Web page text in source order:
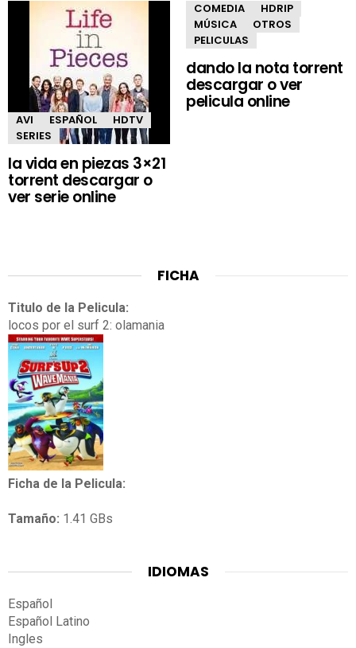
AVI ESPAÑOL
HDTV
SERIES
la vida en piezas 3×21
torrent descargar o
ver serie online
COMEDIA
HDRIP
MÚSICA
OTROS
PELICULAS
dando la nota torrent
descargar o ver
pelicula online
FICHA
Titulo de la Pelicula:
locos por el surf 2: olamania
Ficha de la Pelicula:
Tamaño: 1.41 GBs
IDIOMAS
Español
Español Latino
Ingles